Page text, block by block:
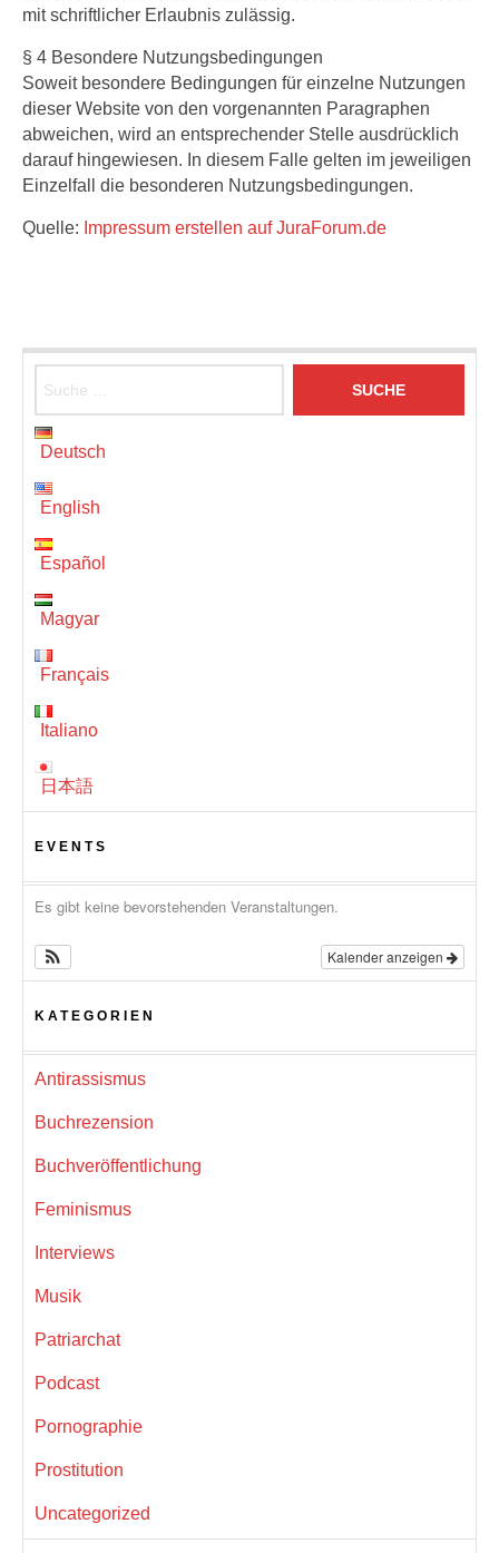
mit schriftlicher Erlaubnis zulässig.
§ 4 Besondere Nutzungsbedingungen
Soweit besondere Bedingungen für einzelne Nutzungen
dieser Website von den vorgenannten Paragraphen
abweichen, wird an entsprechender Stelle ausdrücklich
darauf hingewiesen. In diesem Falle gelten im jeweiligen
Einzelfall die besonderen Nutzungsbedingungen.
Quelle: Impressum erstellen auf JuraForum.de
Deutsch
English
Español
Magyar
Français
Italiano
日本語
EVENTS
Es gibt keine bevorstehenden Veranstaltungen.
Kalender anzeigen
KATEGORIEN
Antirassismus
Buchrezension
Buchveröffentlichung
Feminismus
Interviews
Musik
Patriarchat
Podcast
Pornographie
Prostitution
Uncategorized